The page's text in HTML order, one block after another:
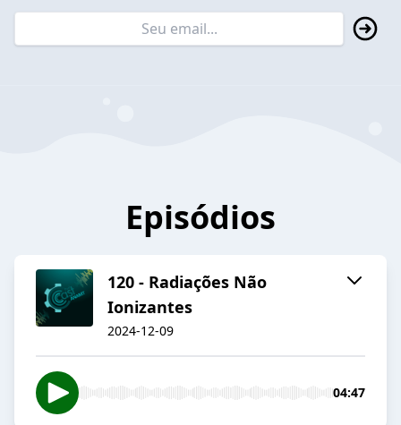
Episódios
120 - Radiações Não
Ionizantes
2024-12-09
04:47